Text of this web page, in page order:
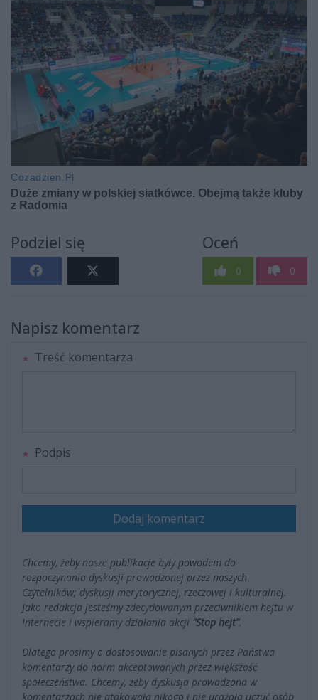
Podziel się Oceń
0 0
Napisz komentarz
Treść komentarza
Podpis
Dodaj komentarz
Chcemy, żeby nasze publikacje były powodem do
rozpoczynania dyskusji prowadzonej przez naszych
Czytelników; dyskusji merytorycznej, rzeczowej i kulturalnej.
Jako redakcja jesteśmy zdecydowanym przeciwnikiem hejtu w
Internecie i wspieramy działania akcji "Stop hejt".
Dlatego prosimy o dostosowanie pisanych przez Państwa
komentarzy do norm akceptowanych przez większość
społeczeństwa. Chcemy, żeby dyskusja prowadzona w
komentarzach nie atakowała nikogo i nie urażała uczuć osób